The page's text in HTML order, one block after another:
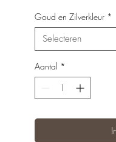
Goud en Zilverkleur *
Selecteren
Aantal *